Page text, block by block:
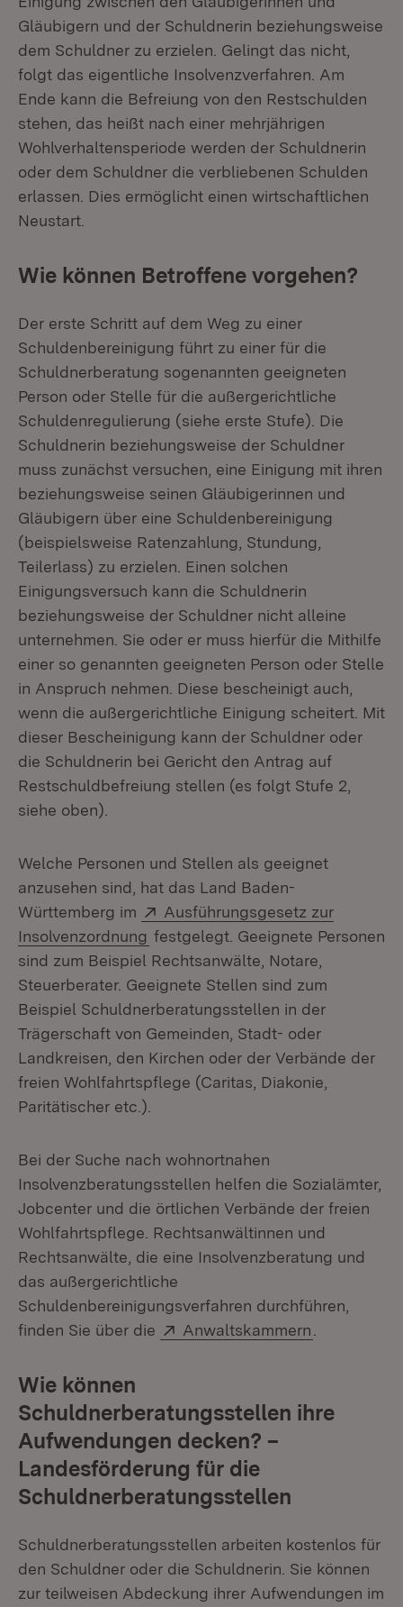
Gläubigern und der Schuldnerin beziehungsweise
dem Schuldner zu erzielen. Gelingt das nicht,
folgt das eigentliche Insolvenzverfahren. Am
Ende kann die Befreiung von den Restschulden
stehen, das heißt nach einer mehrjährigen
Wohlverhaltensperiode werden der Schuldnerin
oder dem Schuldner die verbliebenen Schulden
erlassen. Dies ermöglicht einen wirtschaftlichen
Neustart.
Wie können Betroffene vorgehen?
Der erste Schritt auf dem Weg zu einer
Schuldenbereinigung führt zu einer für die
Schuldnerberatung sogenannten geeigneten
Person oder Stelle für die außergerichtliche
Schuldenregulierung (siehe erste Stufe). Die
Schuldnerin beziehungsweise der Schuldner
muss zunächst versuchen, eine Einigung mit ihren
beziehungsweise seinen Gläubigerinnen und
Gläubigern über eine Schuldenbereinigung
(beispielsweise Ratenzahlung, Stundung,
Teilerlass) zu erzielen. Einen solchen
Einigungsversuch kann die Schuldnerin
beziehungsweise der Schuldner nicht alleine
unternehmen. Sie oder er muss hierfür die Mithilfe
einer so genannten geeigneten Person oder Stelle
in Anspruch nehmen. Diese bescheinigt auch,
wenn die außergerichtliche Einigung scheitert. Mit
dieser Bescheinigung kann der Schuldner oder
die Schuldnerin bei Gericht den Antrag auf
Restschuldbefreiung stellen (es folgt Stufe 2,
siehe oben).
Welche Personen und Stellen als geeignet
anzusehen sind, hat das Land Baden-
Württemberg im
Extern:
Ausführungsgesetz zur
Insolvenzordnung (Öffnet in neuem Fenster)
festgelegt. Geeignete Personen
sind zum Beispiel Rechtsanwälte, Notare,
Steuerberater. Geeignete Stellen sind zum
Beispiel Schuldnerberatungsstellen in der
Trägerschaft von Gemeinden, Stadt- oder
Landkreisen, den Kirchen oder der Verbände der
freien Wohlfahrtspflege (Caritas, Diakonie,
Paritätischer etc.).
Bei der Suche nach wohnortnahen
Insolvenzberatungsstellen helfen die Sozialämter,
Jobcenter und die örtlichen Verbände der freien
Wohlfahrtspflege. Rechtsanwältinnen und
Rechtsanwälte, die eine Insolvenzberatung und
das außergerichtliche
Schuldenbereinigungsverfahren durchführen,
finden Sie über die
Extern:
Anwaltskammern
Wie können
Schuldnerberatungsstellen ihre
Aufwendungen decken? –
Landesförderung für die
Schuldnerberatungsstellen
Schuldnerberatungsstellen arbeiten kostenlos für
den Schuldner oder die Schuldnerin. Sie können
zur teilweisen Abdeckung ihrer Aufwendungen im